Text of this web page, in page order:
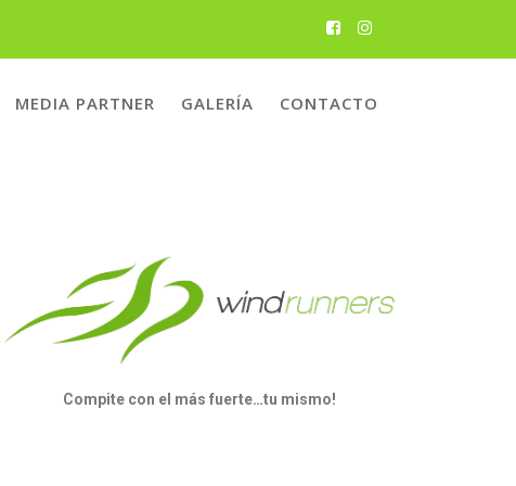
MEDIA PARTNER GALERÍA CONTACTO
Compite con el más fuerte…tu mismo!